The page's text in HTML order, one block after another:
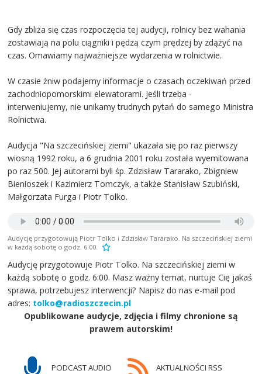
Gdy zbliża się czas rozpoczęcia tej audycji, rolnicy bez wahania
zostawiają na polu ciągniki i pędzą czym prędzej by zdążyć na
czas. Omawiamy najważniejsze wydarzenia w rolnictwie.
W czasie żniw podajemy informacje o czasach oczekiwań przed
zachodniopomorskimi elewatorami. Jeśli trzeba -
interweniujemy, nie unikamy trudnych pytań do samego Ministra
Rolnictwa.
Audycja "Na szczecińskiej ziemi" ukazała się po raz pierwszy
wiosną 1992 roku, a 6 grudnia 2001 roku została wyemitowana
po raz 500. Jej autorami byli śp. Zdzisław Tararako, Zbigniew
Bienioszek i Kazimierz Tomczyk, a także Stanisław Szubiński,
Małgorzata Furga i Piotr Tolko.
Audycję przygotowują Piotr Tolko i Zdzisław Tararako. Na szczecińskiej ziemi
w każdą sobotę o godz. 6.00.
Audycję przygotowuje Piotr Tolko. Na szczecińskiej ziemi w
każdą sobotę o godz. 6:00. Masz ważny temat, nurtuje Cię jakaś
sprawa, potrzebujesz interwencji? Napisz do nas e-mail pod
adres: tolko@radioszczecin.pl
Opublikowane audycje, zdjęcia i filmy chronione są
prawem autorskim!
PODCAST AUDIO AKTUALNOŚCI RSS